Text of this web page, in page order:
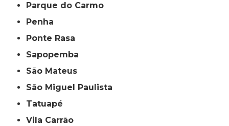
Parque do Carmo
Penha
Ponte Rasa
Sapopemba
São Mateus
São Miguel Paulista
Tatuapé
Vila Carrão